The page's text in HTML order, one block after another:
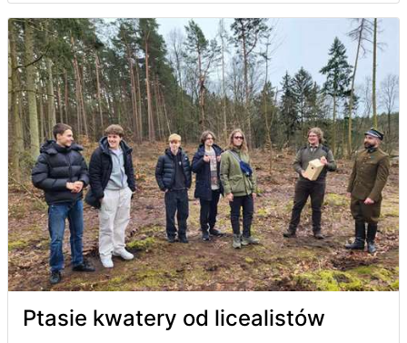
Ptasie kwatery od licealistów